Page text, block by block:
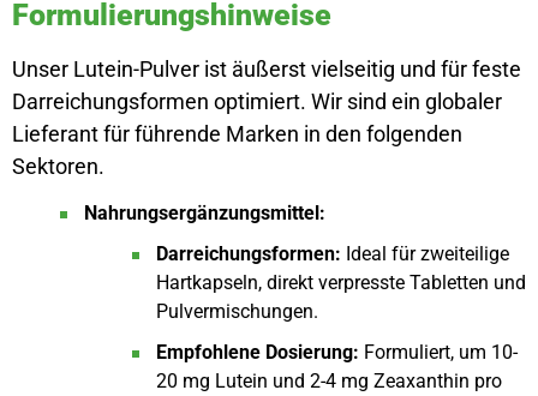
Formulierungshinweise
Unser Lutein-Pulver ist äußerst vielseitig und für feste
Darreichungsformen optimiert. Wir sind ein globaler
Lieferant für führende Marken in den folgenden
Sektoren.
Nahrungsergänzungsmittel:
Darreichungsformen: Ideal für zweiteilige
Hartkapseln, direkt verpresste Tabletten und
Pulvermischungen.
Empfohlene Dosierung: Formuliert, um 10-
20 mg Lutein und 2-4 mg Zeaxanthin pro